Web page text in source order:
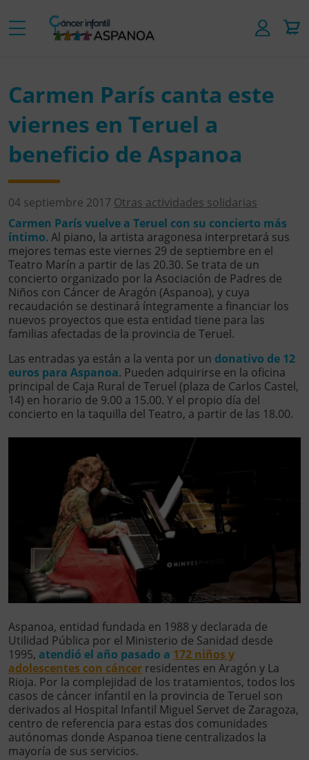
Carmen París canta este
viernes en Teruel a
beneficio de Aspanoa
04 septiembre 2017 Otras actividades solidarias
Carmen París vuelve a Teruel con su concierto más
íntimo. Al piano, la artista aragonesa interpretará sus
mejores temas este viernes 29 de septiembre en el
Teatro Marín a partir de las 20.30. Se trata de un
concierto organizado por la Asociación de Padres de
Niños con Cáncer de Aragón (Aspanoa), y cuya
recaudación se destinará íntegramente a financiar los
nuevos proyectos que esta entidad tiene para las
familias afectadas de la provincia de Teruel.
Las entradas ya están a la venta por un donativo de 12
euros para Aspanoa. Pueden adquirirse en la oficina
principal de Caja Rural de Teruel (plaza de Carlos Castel,
14) en horario de 9.00 a 15.00. Y el propio día del
concierto en la taquilla del Teatro, a partir de las 18.00.
Aspanoa, entidad fundada en 1988 y declarada de
Utilidad Pública por el Ministerio de Sanidad desde
1995, atendió el año pasado a 172 niños y
adolescentes con cáncer residentes en Aragón y La
Rioja. Por la complejidad de los tratamientos, todos los
casos de cáncer infantil en la provincia de Teruel son
derivados al Hospital Infantil Miguel Servet de Zaragoza,
centro de referencia para estas dos comunidades
autónomas donde Aspanoa tiene centralizados la
mayoría de sus servicios.